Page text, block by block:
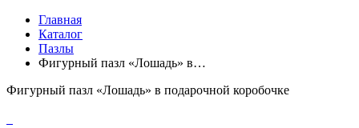
Главная
Каталог
Пазлы
Фигурный пазл «Лошадь» в…
Фигурный пазл «Лошадь» в подарочной коробочке